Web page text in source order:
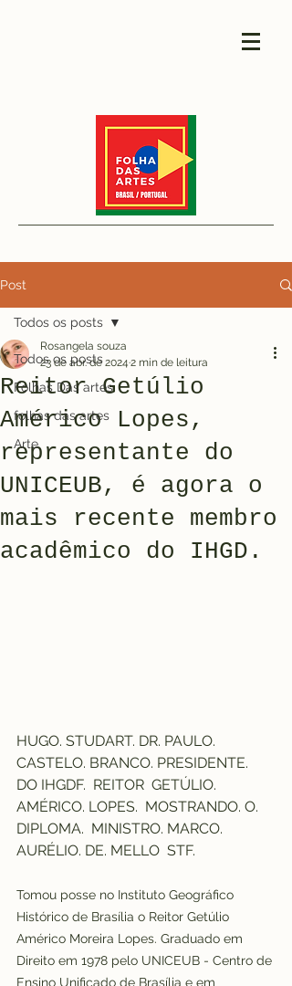
Post
Todos os posts
Folhas Das artes
folhas das artes
Arte
Todos os posts
Reitor Getúlio
Américo Lopes,
representante do
UNICEUB, é agora o
mais recente membro
acadêmico do IHGD.
Rosangela souza
23 de abr. de 2024 2 min de leitura
HUGO. STUDART. DR. PAULO.
CASTELO. BRANCO. PRESIDENTE.
DO IHGDF.  REITOR  GETÚLIO.
AMÉRICO. LOPES.  MOSTRANDO. O.
DIPLOMA.  MINISTRO. MARCO.
AURÉLIO. DE. MELLO  STF.
Tomou posse no Instituto Geográfico
Histórico de Brasília o Reitor Getúlio
Américo Moreira Lopes. Graduado em
Direito em 1978 pelo UNICEUB - Centro de
Ensino Unificado de Brasília e em